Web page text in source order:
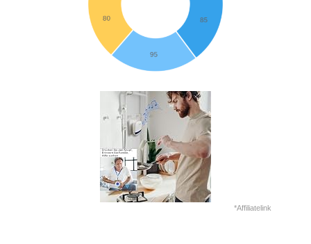
*Affiliatelink